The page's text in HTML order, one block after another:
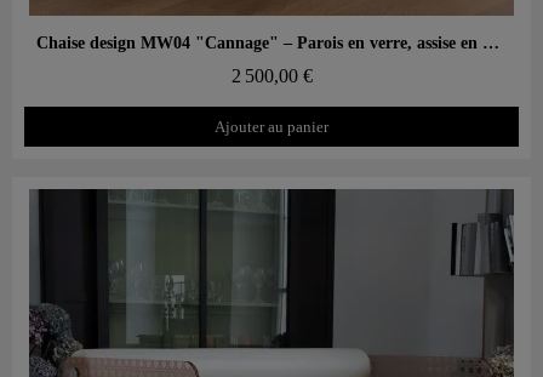
Aperçu rapide Chaise design MW04 "Cannage" – Parois en verre, assise en mousse
2 500,00 €
Ajouter au panier